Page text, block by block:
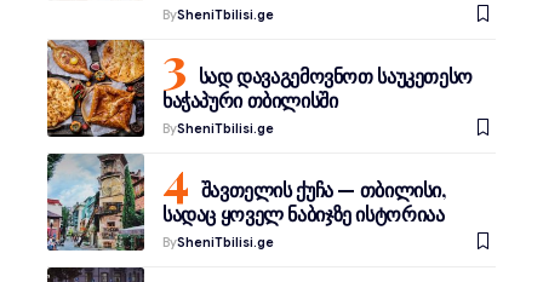
BySheniTbilisi.ge
სად დავაგემოვნოთ საუკეთესო
ხაჭაპური თბილისში
BySheniTbilisi.ge
შავთელის ქუჩა — თბილისი,
სადაც ყოველ ნაბიჯზე ისტორიაა
BySheniTbilisi.ge